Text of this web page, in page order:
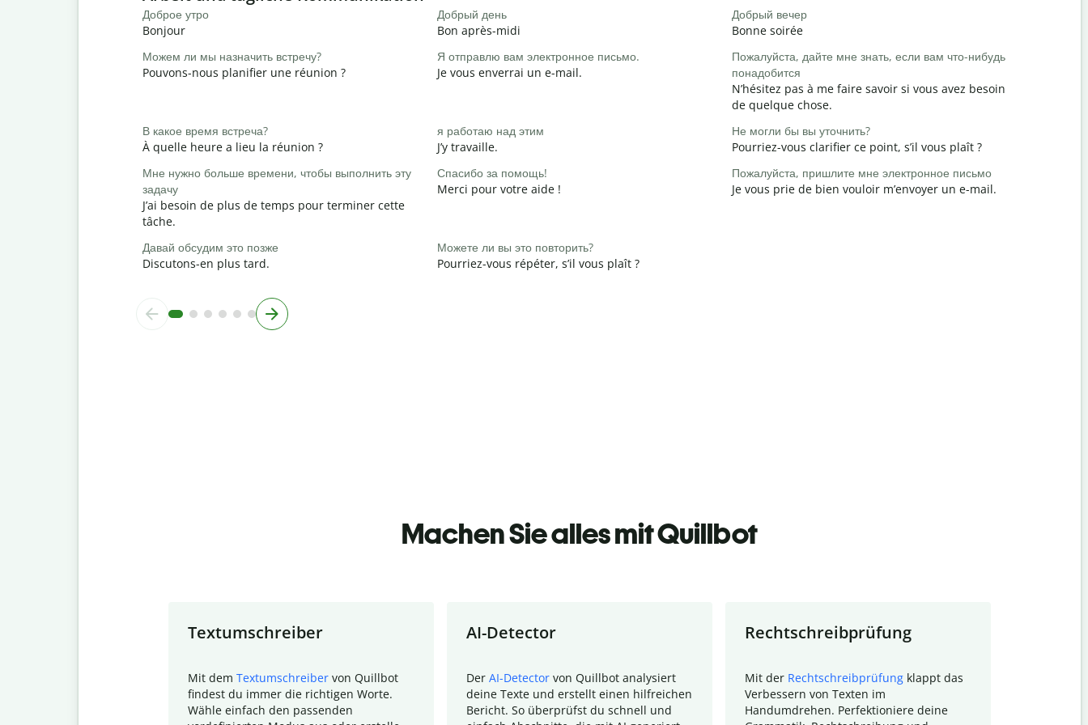
Доброе утро
Bonjour
Добрый день
Bon après-midi
Добрый вечер
Bonne soirée
Можем ли мы назначить встречу?
Pouvons-nous planifier une réunion ?
Я отправлю вам электронное письмо.
Je vous enverrai un e-mail.
Пожалуйста, дайте мне знать, если вам что-нибудь
понадобится
N’hésitez pas à me faire savoir si vous avez besoin
de quelque chose.
В какое время встреча?
À quelle heure a lieu la réunion ?
я работаю над этим
J’y travaille.
Не могли бы вы уточнить?
Pourriez-vous clarifier ce point, s’il vous plaît ?
Мне нужно больше времени, чтобы выполнить эту
задачу
J’ai besoin de plus de temps pour terminer cette
tâche.
Спасибо за помощь!
Merci pour votre aide !
Пожалуйста, пришлите мне электронное письмо
Je vous prie de bien vouloir m’envoyer un e-mail.
Давай обсудим это позже
Discutons-en plus tard.
Можете ли вы это повторить?
Pourriez-vous répéter, s’il vous plaît ?
Machen Sie alles mit Quillbot
Textumschreiber
Mit dem Textumschreiber von Quillbot
findest du immer die richtigen Worte.
Wähle einfach den passenden
AI-Detector
Der AI-Detector von Quillbot analysiert
deine Texte und erstellt einen hilfreichen
Bericht. So überprüfst du schnell und
Rechtschreibprüfung
Mit der Rechtschreibprüfung klappt das
Verbessern von Texten im
Handumdrehen. Perfektioniere deine